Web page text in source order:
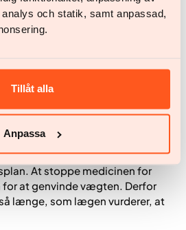
och statik, samt anpassad,
Tillåt alla
Anpassa
i pulsen under behandling med
hypoglykæmi øges primært, når
eller sulfonylurinstoffer;
symptomer.
ved brug af semaglutid
som en del af en
At stoppe medicinen for
at genvinde vægten. Derfor
længe, som lægen vurderer, at